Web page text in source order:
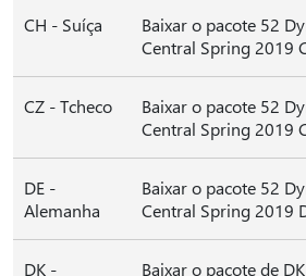
CH - Suíça
Baixar o pacote 52
Central Spring 2019
CZ - Tcheco
Baixar o pacote 52
Central Spring 2019
DE -
Alemanha
Baixar o pacote 52
Central Spring 2019
DK - Baixar o pacote de